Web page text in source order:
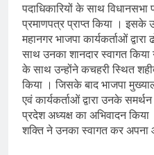
पदाधिकारियों के साथ विधानसभा
प्रमाणपत्र प्राप्त किया । इसके
महानगर भाजपा कार्यकर्ताओं
साथ उनका शानदार स्वागत
के साथ उन्होंने कचहरी स्थित
किया । जिसके बाद भाजपा
एवं कार्यकर्ताओं द्वारा उनके
प्रदेश अध्यक्ष का अभिवादन
शक्ति ने उनका स्वागत कर अपना